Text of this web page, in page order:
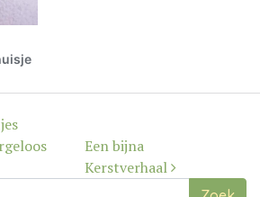
Een bijna
Kerstverhaal